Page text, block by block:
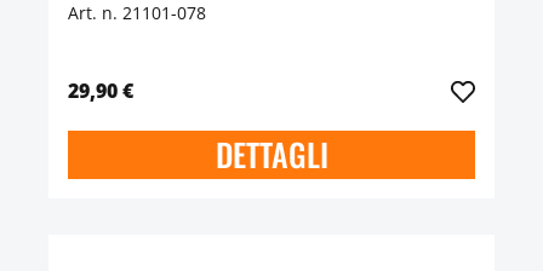
Art. n. 21101-078
29,90 €
DETTAGLI